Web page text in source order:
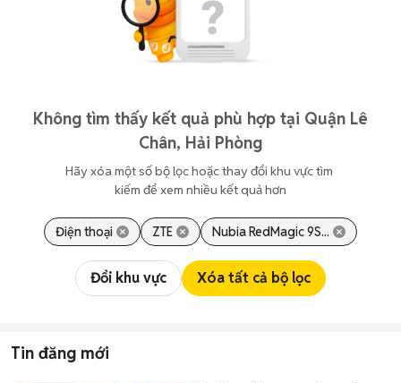
Không tìm thấy kết quả phù hợp tại Quận Lê
Chân, Hải Phòng
Hãy xóa một số bộ lọc hoặc thay đổi khu vực tìm
kiếm để xem nhiều kết quả hơn
Điện thoại ZTE Nubia RedMagic 9S...
Đổi khu vực Xóa tất cả bộ lọc
Tin đăng mới